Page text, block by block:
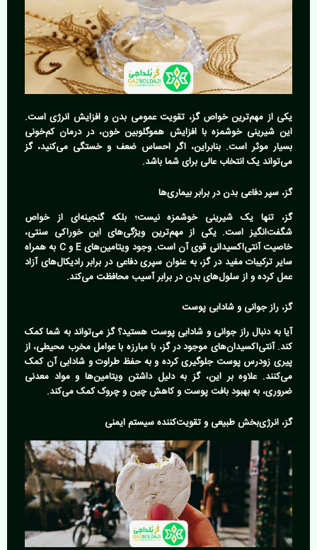
یکی از مهم‌ترین خواص گز، تقویت عمومی بدن و افزایش انرژی است.
این شیرینی خوشمزه با افزایش هموگلوبین خون، در درمان کم‌خونی
بسیار موثر است. بنابراین، اگر احساس ضعف و خستگی می‌کنید، گز
می‌تواند یک انتخاب عالی برای شما باشد.
گز، سپر دفاعی بدن در برابر بیماری‌ها
گز، تنها یک شیرینی خوشمزه نیست؛ بلکه گنجینه‌ای از خواص
شگفت‌انگیز است. یکی از مهم‌ترین ویژگی‌های این خوراکی سنتی،
خاصیت آنتی‌اکسیدانی قوی آن است. وجود ویتامین‌های E و C به همراه
سایر ترکیبات مفید در گز، به عنوان سپری دفاعی در برابر رادیکال‌های آزاد
عمل کرده و از سلول‌های بدن در برابر آسیب محافظت می‌کند.
گز، راز جوانی و شادابی پوست
آیا به دنبال راز جوانی و شادابی پوست هستید؟ گز می‌تواند به شما کمک
کند. آنتی‌اکسیدان‌های موجود در گز، با مبارزه با عوامل مخرب محیطی، از
پیری زودرس پوست جلوگیری کرده و به حفظ طراوت و شادابی آن کمک
می‌کنند. علاوه بر این، گز به دلیل داشتن ویتامین‌ها و مواد معدنی
ضروری، به بهبود بافت پوست و کاهش چین و چروک کمک می‌کند.
گز، انرژی‌بخش طبیعی و تقویت‌کننده سیستم ایمنی